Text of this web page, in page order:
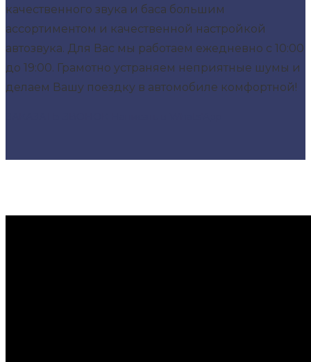
качественного звука и баса большим
ассортиментом и качественной настройкой
автозвука. Для Вас мы работаем ежедневно с 10:00
до 19:00. Грамотно устраняем неприятные шумы и
делаем Вашу поездку в автомобиле комфортной!